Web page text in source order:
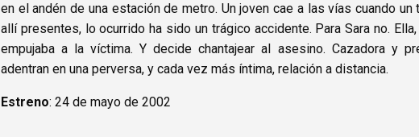
en el andén de una estación de metro. Un joven cae a las vías cuando
allí presentes, lo ocurrido ha sido un trágico accidente. Para Sara no.
empujaba a la víctima. Y decide chantajear al asesino. Cazadora y
adentran en una perversa, y cada vez más íntima, relación a distancia.
Estreno: 24 de mayo de 2002